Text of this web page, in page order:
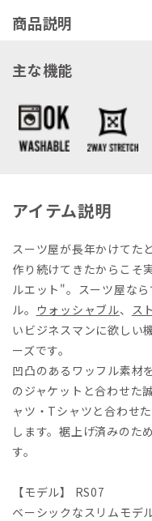
商品説明
主な機能
アイテム説明
スーツ屋が長年かけてた
作り続けてきたからこそ
ルエット"。スーツ屋な
ル。 ウォッシャブル、 ス
いビジネスマンに欲しい
ーズです。
凹凸のあるワッフル素材
のジャケットと合わせた
ャツ・Tシャツと合わせ
します。裾上げ済みのた
す。
【モデル】 RS07
ベーシックなスリムモデ